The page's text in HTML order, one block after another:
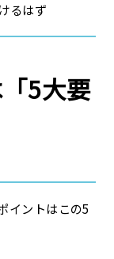
るはず
5大要
イントはこの5